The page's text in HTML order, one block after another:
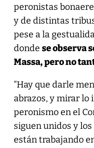
peronistas
y de distintas
pese a la
donde se observa
Massa, pero no
“Hay que darle
abrazos, y mirar lo
peronismo en el
siguen unidos y
están trabajando